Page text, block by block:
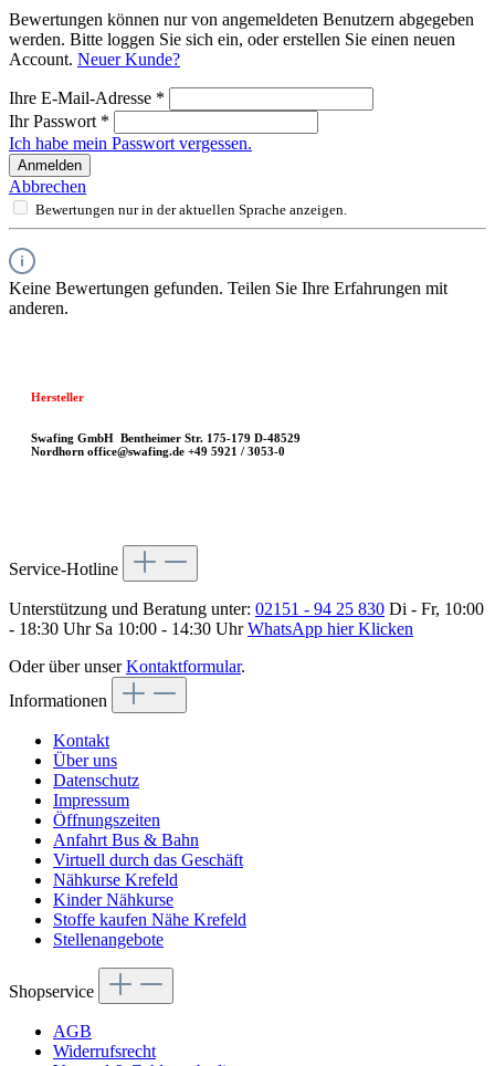
Bewertungen können nur von angemeldeten Benutzern abgegeben
werden. Bitte loggen Sie sich ein, oder erstellen Sie einen neuen
Account. Neuer Kunde?
Ihre E-Mail-Adresse *
Ihr Passwort *
Ich habe mein Passwort vergessen.
Anmelden
Abbrechen
Bewertungen nur in der aktuellen Sprache anzeigen.
Keine Bewertungen gefunden. Teilen Sie Ihre Erfahrungen mit
anderen.
Hersteller
Swafing GmbH Bentheimer Str. 175-179 D-48529
Nordhorn office@swafing.de +49 5921 / 3053-0
Service-Hotline
Unterstützung und Beratung unter: 02151 - 94 25 830 Di - Fr, 10:00
- 18:30 Uhr Sa 10:00 - 14:30 UhrWhatsApp hier Klicken
Oder über unserKontaktformular.
Informationen
Kontakt
Über uns
Datenschutz
Impressum
Öffnungszeiten
Anfahrt Bus & Bahn
Virtuell durch das Geschäft
Nähkurse Krefeld
Kinder Nähkurse
Stoffe kaufen Nähe Krefeld
Stellenangebote
Shopservice
AGB
Widerrufsrecht